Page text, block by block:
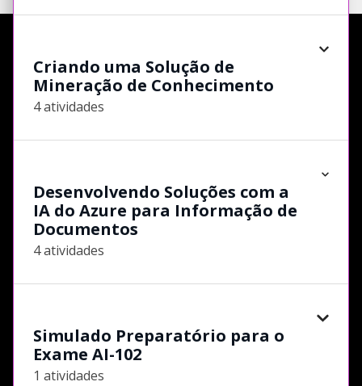
Criando uma Solução de
Mineração de Conhecimento
4 atividades
Desenvolvendo Soluções com a
IA do Azure para Informação de
Documentos
4 atividades
Simulado Preparatório para o
Exame AI-102
1 atividades